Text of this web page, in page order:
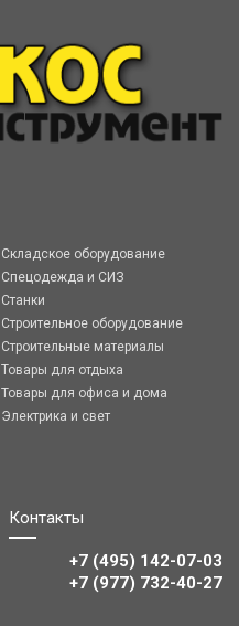
Складское оборудование
Спецодежда и СИЗ
Станки
Строительное оборудование
Строительные материалы
Товары для отдыха
Товары для офиса и дома
Электрика и свет
Контакты
+7 (495) 142-07-03
‎‎+7 (977) 732-40-27